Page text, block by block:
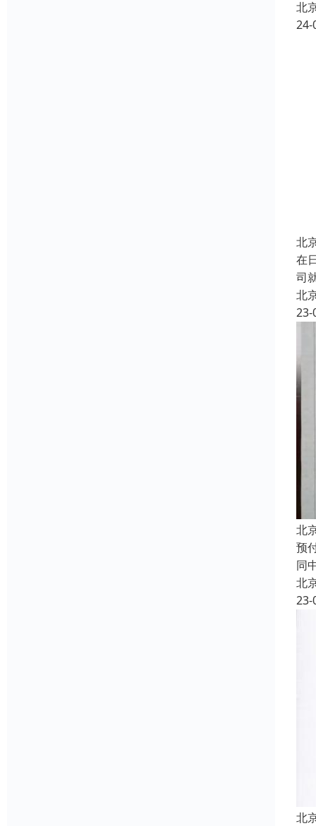
北
24-
北
在
司
北
23-
北
预
同
北
23-
北